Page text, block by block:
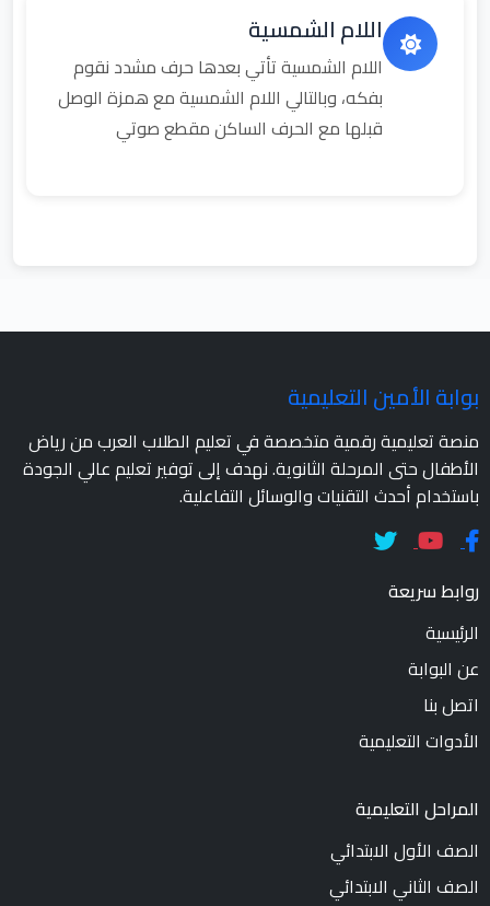
اللام الشمسية
اللام الشمسية تأتي بعدها حرف مشدد نقوم
بفكه، وبالتالي اللام الشمسية مع همزة الوصل
قبلها مع الحرف الساكن مقطع صوتي
بوابة الأمين التعليمية
منصة تعليمية رقمية متخصصة في تعليم الطلاب العرب من رياض
الأطفال حتى المرحلة الثانوية. نهدف إلى توفير تعليم عالي الجودة
باستخدام أحدث التقنيات والوسائل التفاعلية.
روابط سريعة
الرئيسية
عن البوابة
اتصل بنا
الأدوات التعليمية
المراحل التعليمية
الصف الأول الابتدائي
الصف الثاني الابتدائي